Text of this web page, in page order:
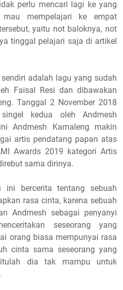
perlu mencari lagi ke yang
mempelajari ke empat
yaitu not baloknya, not
tinggal pelajari saja di artikel
adalah lagu yang sudah
Faisal Resi dan dibawakan
Tanggal 2 November 2018
kedua oleh Andmesh
Andmesh Kamaleng makin
artis pendatang papan atas
Awards 2019 kategori Artis
sama dirinya.
bercerita tentang sebuah
rasa cinta, karena sebuah
Andmesh sebagai penyanyi
seseorang yang
orang biasa mempunyai rasa
cinta sama seseorang yang
dia tak mampu untuk